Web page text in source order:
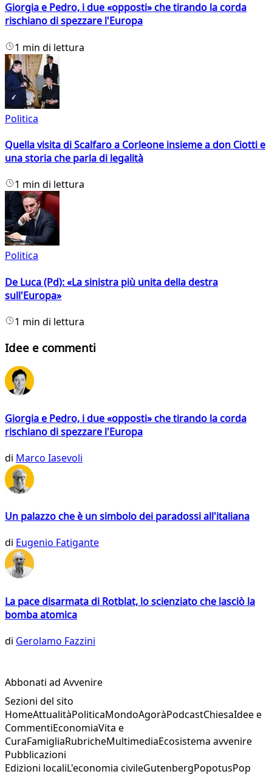
Giorgia e Pedro, i due «opposti» che tirando la corda
rischiano di spezzare l'Europa
1 min di lettura
Politica
Quella visita di Scalfaro a Corleone insieme a don Ciotti e
una storia che parla di legalità
1 min di lettura
Politica
De Luca (Pd): «La sinistra più unita della destra
sull'Europa»
1 min di lettura
Idee e commenti
Giorgia e Pedro, i due «opposti» che tirando la corda
rischiano di spezzare l'Europa
di Marco Iasevoli
Un palazzo che è un simbolo dei paradossi all'italiana
di Eugenio Fatigante
La pace disarmata di Rotblat, lo scienziato che lasciò la
bomba atomica
di Gerolamo Fazzini
Abbonati ad Avvenire
Sezioni del sito
HomeAttualitàPoliticaMondoAgoràPodcastChiesaIdee e
CommentiEconomiaVita e
CuraFamigliaRubricheMultimediaEcosistema avvenire
Pubblicazioni
Edizioni localiL'economia civileGutenbergPopotusPop